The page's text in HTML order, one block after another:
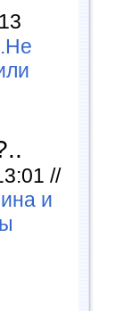
//
и